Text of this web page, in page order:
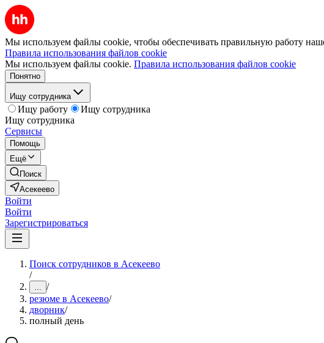
Мы используем файлы cookie, чтобы обеспечивать правильную работу
Правила использования файлов cookie
Мы используем файлы cookie. Правила использования файлов cookie
Понятно
Ищу сотрудника
Ищу работу
Ищу сотрудника
Ищу сотрудника
Сервисы
Помощь
Ещё
Поиск
Асекеево
Войти
Войти
Зарегистрироваться
Поиск сотрудников в Асекеево
/
... /
резюме в Асекеево/
дворник/
полный день